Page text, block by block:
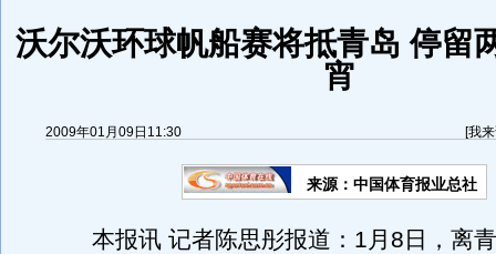
沃尔沃环球帆船赛将抵青岛 停留
宵
2009年01月09日11:30 [我
来源：中国体育报业总社
本报讯 记者陈思彤报道：1月8日，离